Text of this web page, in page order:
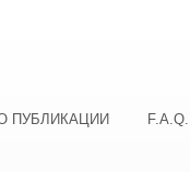
ПУБЛИКАЦИИ F.A.Q.